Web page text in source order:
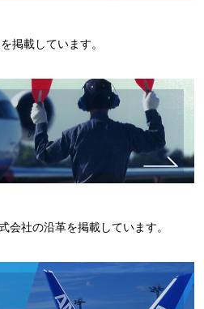
掲載しています。
会社の沿革を掲載しています。